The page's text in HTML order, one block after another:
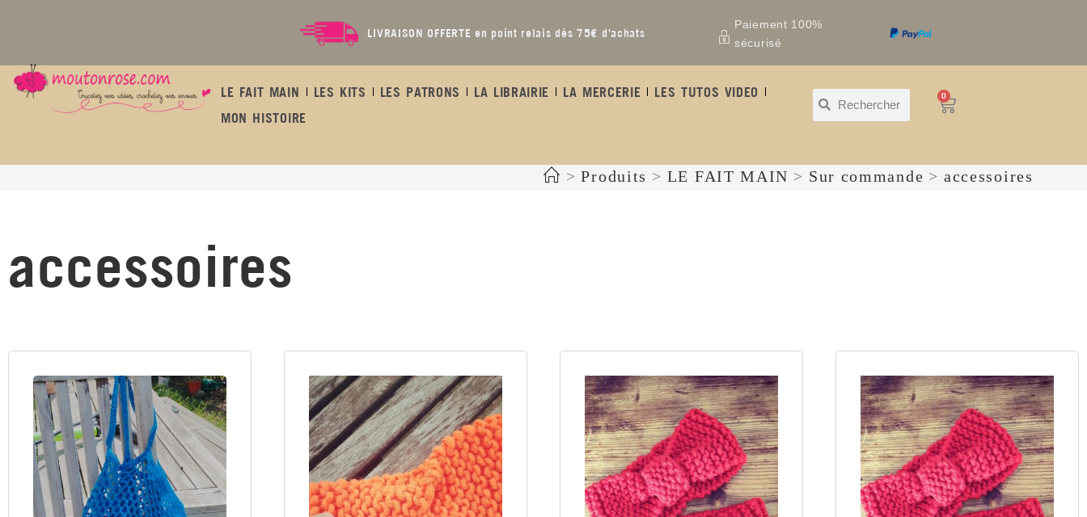
LIVRAISON OFFERTE en point relais dès 75€ d’achats
Paiement 100%
sécurisé
LE FAIT MAIN LES KITS LES PATRONS LA LIBRAIRIE LA MERCERIE
LES TUTOS VIDEO
MON HISTOIRE
0
> Produits > LE FAIT MAIN > Sur commande > accessoires
accessoires